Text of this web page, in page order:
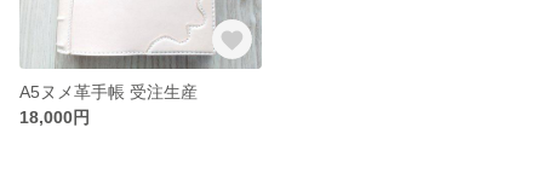
A5ヌメ革手帳 受注生産
18,000円